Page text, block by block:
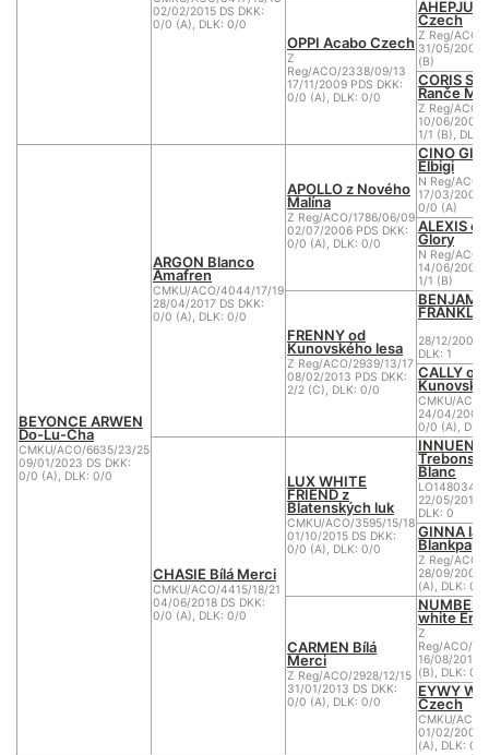
02/02/2015 DS DKK:
0/0 (A), DLK: 0/0
OPPI Acabo Czech
Z
Reg/ACO/2338/09/13
17/11/2009 PDS DKK:
0/0 (A), DLK: 0/0
Czech
Z Reg/
31/05/2004
(B)
CORIS
Ranče
Z Reg/ACO/
10/06/2005
1/1 (B),
BEYONCE ARWEN
Do-Lu-Cha
CMKU/ACO/6635/23/25
09/01/2023 DS DKK:
0/0 (A), DLK: 0/0
ARGON Blanco
Amafren
CMKU/ACO/4044/17/19
28/04/2017 DS DKK:
0/0 (A), DLK: 0/0
APOLLO z Nového
Malína
Z Reg/ACO/1786/06/09
02/07/2006 PDS DKK:
0/0 (A), DLK: 0/0
CINO
Elbigi
N Reg/
17/03/2001
0/0 (A)
ALEXIS
Glory
N Reg/
14/06/2002
1/1 (B)
FRENNY od
Kunovského lesa
Z Reg/ACO/2939/13/17
08/02/2013 PDS DKK:
2/2 (C), DLK: 0/0
FRANKLIN
28/12/2003
DLK: 1
CALLY od
CMKU/
24/04/2009
0/0 (A),
CHASIE Bílá Merci
CMKU/ACO/4415/18/21
04/06/2018 DS DKK:
0/0 (A), DLK: 0/0
LUX WHITE
FRIEND z
Blatenských luk
CMKU/ACO/3595/15/18
01/10/2015 DS DKK:
0/0 (A), DLK: 0/0
Trebons
Blanc
LO1480343
22/05/2013
DLK: 0
GINNA la
Z Reg/ACO/
28/09/2008
(A), DLK: 0/0
CARMEN Bílá
Merci
Z Reg/ACO/2928/12/15
31/01/2013 DS DKK:
0/0 (A), DLK: 0/0
NUMBER
white
Z
Reg/ACO/
16/08/2010
(B), DLK: 0/0
EYWY
Czech
CMKU/
01/02/2007
(A), DLK: 0/0